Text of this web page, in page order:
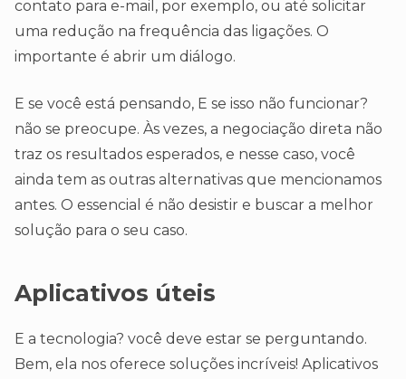
contato para e-mail, por exemplo, ou até solicitar
uma redução na frequência das ligações. O
importante é abrir um diálogo.
E se você está pensando, E se isso não funcionar?
não se preocupe. Às vezes, a negociação direta não
traz os resultados esperados, e nesse caso, você
ainda tem as outras alternativas que mencionamos
antes. O essencial é não desistir e buscar a melhor
solução para o seu caso.
Aplicativos úteis
E a tecnologia? você deve estar se perguntando.
Bem, ela nos oferece soluções incríveis! Aplicativos